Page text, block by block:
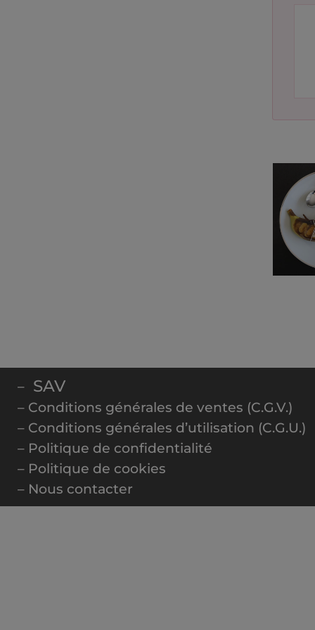
– SAV
– Conditions générales de ventes (C.G.V.)
– Conditions générales d’utilisation (C.G.U.)
– Politique de confidentialité
– Politique de cookies
– Nous contacter